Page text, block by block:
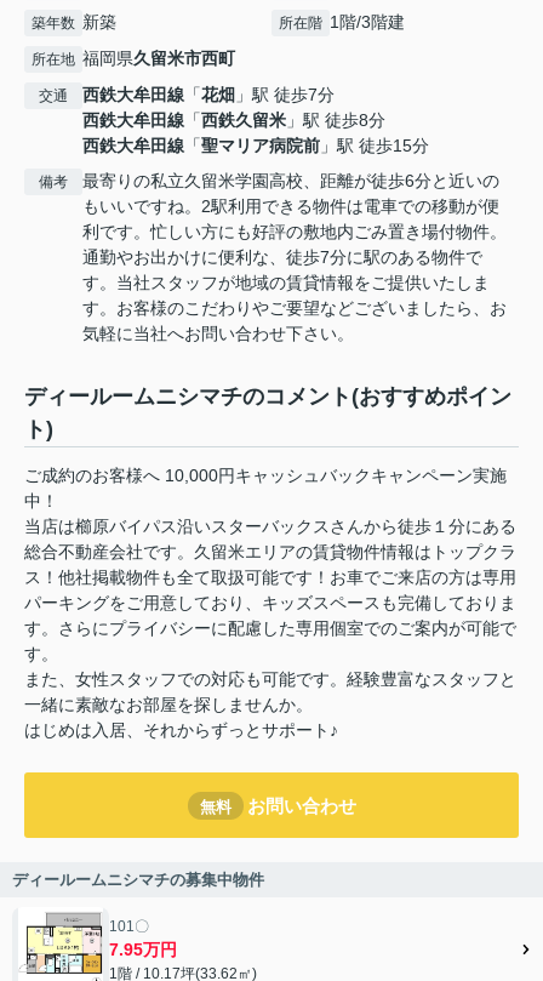
築年数 新築 所在階 1階/3階建
所在地 福岡県久留米市西町
交通 西鉄大牟田線 「花畑 」駅 徒歩7分
西鉄大牟田線 「西鉄久留米 」駅 徒歩8分
西鉄大牟田線 「聖マリア病院前 」駅 徒歩15分
備考
最寄りの私立久留米学園高校、距離が徒歩6分と近いの
もいいですね。2駅利用できる物件は電車での移動が便
利です。忙しい方にも好評の敷地内ごみ置き場付物件。
通勤やお出かけに便利な、徒歩7分に駅のある物件で
す。当社スタッフが地域の賃貸情報をご提供いたしま
す。お客様のこだわりやご要望などございましたら、お
気軽に当社へお問い合わせ下さい。
ディールームニシマチのコメント(おすすめポイン
ト)
ご成約のお客様へ 10,000円キャッシュバックキャンペーン実施
中！
当店は櫛原バイパス沿いスターバックスさんから徒歩１分にある
総合不動産会社です。久留米エリアの賃貸物件情報はトップクラ
ス！他社掲載物件も全て取扱可能です！お車でご来店の方は専用
パーキングをご用意しており、キッズスペースも完備しておりま
す。さらにプライバシーに配慮した専用個室でのご案内が可能で
す。
また、女性スタッフでの対応も可能です。経験豊富なスタッフと
一緒に素敵なお部屋を探しませんか。
はじめは入居、それからずっとサポート♪
無料 お問い合わせ
ディールームニシマチの募集中物件
101〇
7.95万円
1階 / 10.17坪(33.62㎡)